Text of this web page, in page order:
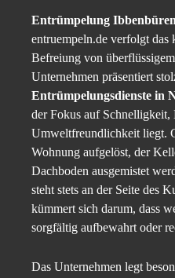
Entrümpelung
entruempeln.de verfolgt
Befreiung von
Unternehmen präsentiert
Entrümpelungsdienste in
der Fokus auf Schnelligkeit,
Umweltfreundlichkeit liegt.
Wohnung aufgelöst, der
Dachboden ausgemistet
steht stets an der Seite des
kümmert sich darum, dass
sorgfältig aufbewahrt oder
Das Unternehmen legt